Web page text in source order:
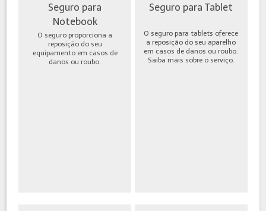
Seguro para
Notebook
O seguro proporciona a
reposição do seu
equipamento em casos de
danos ou roubo.
Seguro para Tablet
O seguro para tablets oferece
a reposição do seu aparelho
em casos de danos ou roubo.
Saiba mais sobre o serviço.